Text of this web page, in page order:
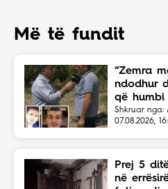
Më të fundit
“Zemra
ndodhur
që
aksident
Shkruar nga:
07.08.2026,
Prej 5
në